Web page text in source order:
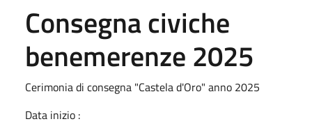
Consegna civiche
benemerenze 2025
Cerimonia di consegna "Castela d'Oro" anno 2025
Data inizio :